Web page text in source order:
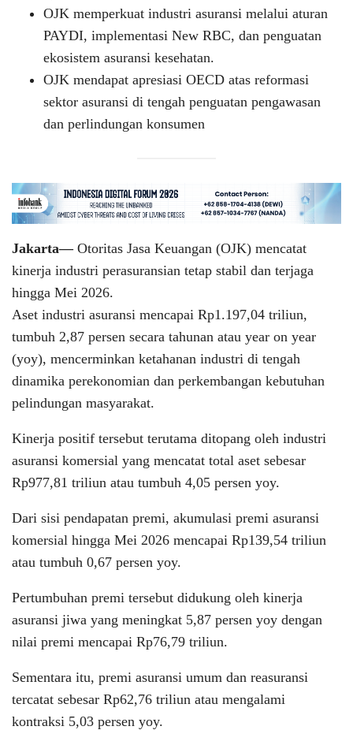
OJK memperkuat industri asuransi melalui aturan
PAYDI, implementasi New RBC, dan penguatan
ekosistem asuransi kesehatan.
OJK mendapat apresiasi OECD atas reformasi
sektor asuransi di tengah penguatan pengawasan
dan perlindungan konsumen
Jakarta—Otoritas Jasa Keuangan (OJK) mencatat
kinerja industri perasuransian tetap stabil dan terjaga
hingga Mei 2026.
Aset industri asuransi mencapai Rp1.197,04 triliun,
tumbuh 2,87 persen secara tahunan atau year on year
(yoy), mencerminkan ketahanan industri di tengah
dinamika perekonomian dan perkembangan kebutuhan
pelindungan masyarakat.
Kinerja positif tersebut terutama ditopang oleh industri
asuransi komersial yang mencatat total aset sebesar
Rp977,81 triliun atau tumbuh 4,05 persen yoy.
Dari sisi pendapatan premi, akumulasi premi asuransi
komersial hingga Mei 2026 mencapai Rp139,54 triliun
atau tumbuh 0,67 persen yoy.
Pertumbuhan premi tersebut didukung oleh kinerja
asuransi jiwa yang meningkat 5,87 persen yoy dengan
nilai premi mencapai Rp76,79 triliun.
Sementara itu, premi asuransi umum dan reasuransi
tercatat sebesar Rp62,76 triliun atau mengalami
kontraksi 5,03 persen yoy.